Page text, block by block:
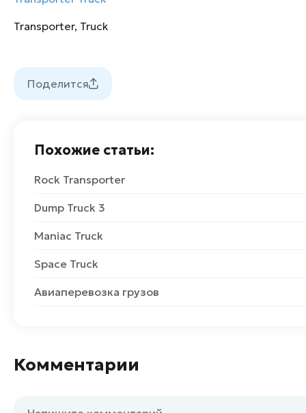
Transporter, Truck
Поделится
Похожие статьи:
Rock Transporter
Dump Truck 3
Maniac Truck
Space Truck
Авиаперевозка грузов
Комментарии